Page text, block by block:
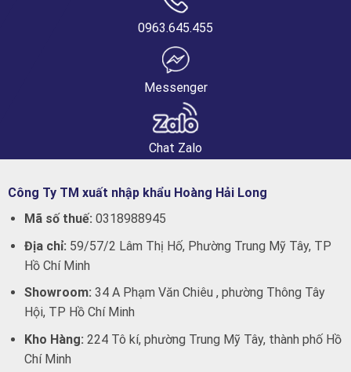
0963.645.455
Messenger
Chat Zalo
Công Ty TM xuất nhập khẩu Hoàng Hải Long
Mã số thuế: 0318988945
Địa chỉ: 59/57/2 Lâm Thị Hố, Phường Trung Mỹ Tây, TP
Hồ Chí Minh
Showroom: 34 A Phạm Văn Chiêu , phường Thông Tây
Hội, TP Hồ Chí Minh
Kho Hàng: 224 Tô kí, phường Trung Mỹ Tây, thành phố Hồ
Chí Minh